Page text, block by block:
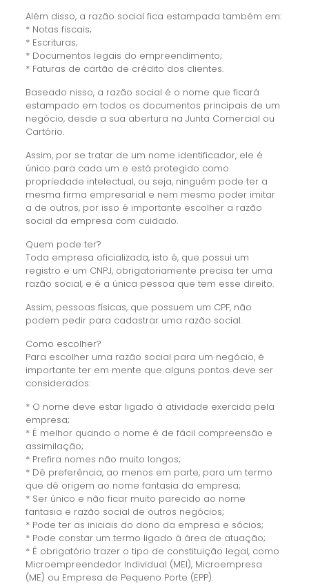
Além disso, a razão social fica estampada também em:
* Notas fiscais;
* Escrituras;
* Documentos legais do empreendimento;
* Faturas de cartão de crédito dos clientes.
Baseado nisso, a razão social é o nome que ficará
estampado em todos os documentos principais de um
negócio, desde a sua abertura na Junta Comercial ou
Cartório.
Assim, por se tratar de um nome identificador, ele é
único para cada um e está protegido como
propriedade intelectual, ou seja, ninguém pode ter a
mesma firma empresarial e nem mesmo poder imitar
a de outros, por isso é importante escolher a razão
social da empresa com cuidado.
Quem pode ter?
Toda empresa oficializada, isto é, que possui um
registro e um CNPJ, obrigatoriamente precisa ter uma
razão social, e é a única pessoa que tem esse direito.
Assim, pessoas físicas, que possuem um CPF, não
podem pedir para cadastrar uma razão social.
Como escolher?
Para escolher uma razão social para um negócio, é
importante ter em mente que alguns pontos deve ser
considerados:
* O nome deve estar ligado à atividade exercida pela
empresa;
* É melhor quando o nome é de fácil compreensão e
assimilação;
* Prefira nomes não muito longos;
* Dê preferência, ao menos em parte, para um termo
que dê origem ao nome fantasia da empresa;
* Ser único e não ficar muito parecido ao nome
fantasia e razão social de outros negócios;
* Pode ter as iniciais do dono da empresa e sócios;
* Pode constar um termo ligado à área de atuação;
* É obrigatório trazer o tipo de constituição legal, como
Microempreendedor Individual (MEI), Microempresa
(ME) ou Empresa de Pequeno Porte (EPP).